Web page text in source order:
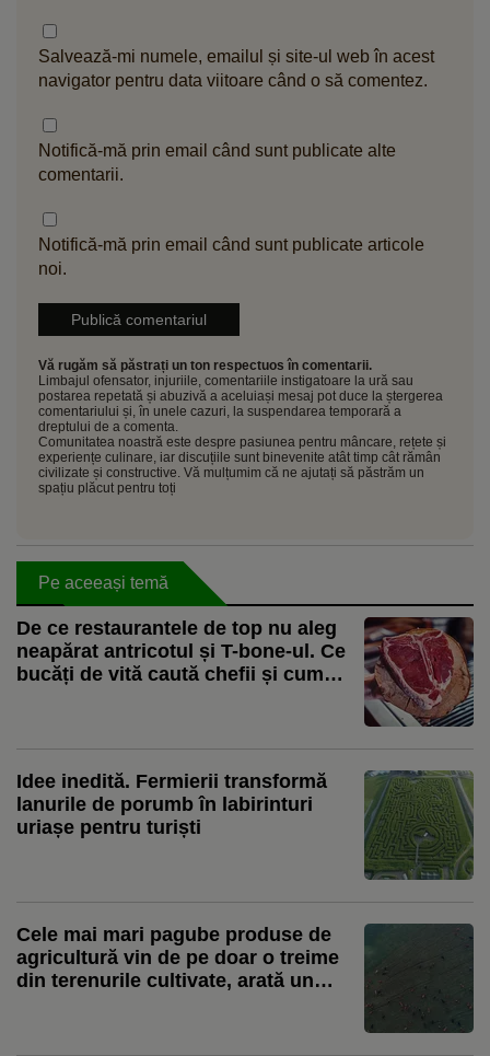
Salvează-mi numele, emailul și site-ul web în acest
navigator pentru data viitoare când o să comentez.
Notifică-mă prin email când sunt publicate alte
comentarii.
Notifică-mă prin email când sunt publicate articole
noi.
Vă rugăm să păstrați un ton respectuos în comentarii.
Limbajul ofensator, injuriile, comentariile instigatoare la ură sau
postarea repetată și abuzivă a aceluiași mesaj pot duce la ștergerea
comentariului și, în unele cazuri, la suspendarea temporară a
dreptului de a comenta.
Comunitatea noastră este despre pasiunea pentru mâncare, rețete și
experiențe culinare, iar discuțiile sunt binevenite atât timp cât rămân
civilizate și constructive. Vă mulțumim că ne ajutați să păstrăm un
spațiu plăcut pentru toți
Pe aceeași temă
De ce restaurantele de top nu aleg
neapărat antricotul și T-bone-ul. Ce
bucăți de vită caută chefii și cum
Bărbulescu: „Cei care sunt de top
Idee inedită. Fermierii transformă
lanurile de porumb în labirinturi
uriașe pentru turiști
Cele mai mari pagube produse de
agricultură vin de pe doar o treime
din terenurile cultivate, arată un